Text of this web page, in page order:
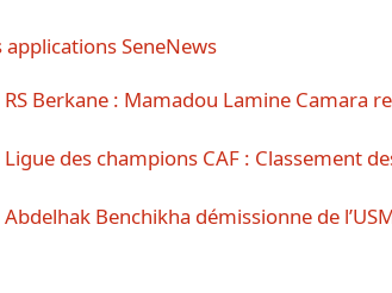
RS Berkane : Mamadou Lamine Camara
Ligue des champions CAF : Classement
Abdelhak Benchikha démissionne de